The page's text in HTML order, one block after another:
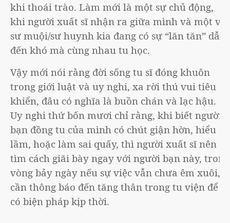
khi thoái trào. Làm mới là một sự chủ động,
khi người xuất sĩ nhận ra giữa mình và một vị
sư muội/sư huynh kia đang có sự “lăn tăn” dẫn
đến khó mà cùng nhau tu học.
Vậy mới nói rằng đời sống tu sĩ đóng khuôn
trong giới luật và uy nghi, xa rời thú vui tiêu
khiển, đâu có nghĩa là buồn chán và lạc hậu.
Uy nghi thứ bốn mươi chỉ rằng, khi biết người
bạn đồng tu của mình có chút giận hờn, hiểu
lầm, hoặc làm sai quấy, thì người xuất sĩ nên
tìm cách giãi bày ngay với người bạn này, trong
vòng bảy ngày nếu sự việc vẫn chưa êm xuôi,
cần thông báo đến tăng thân trong tu viện để
có biện pháp kịp thời.